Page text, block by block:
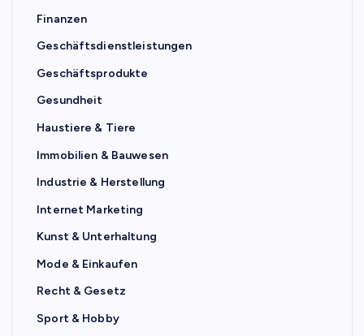
Finanzen
Geschäftsdienstleistungen
Geschäftsprodukte
Gesundheit
Haustiere & Tiere
Immobilien & Bauwesen
Industrie & Herstellung
Internet Marketing
Kunst & Unterhaltung
Mode & Einkaufen
Recht & Gesetz
Sport & Hobby